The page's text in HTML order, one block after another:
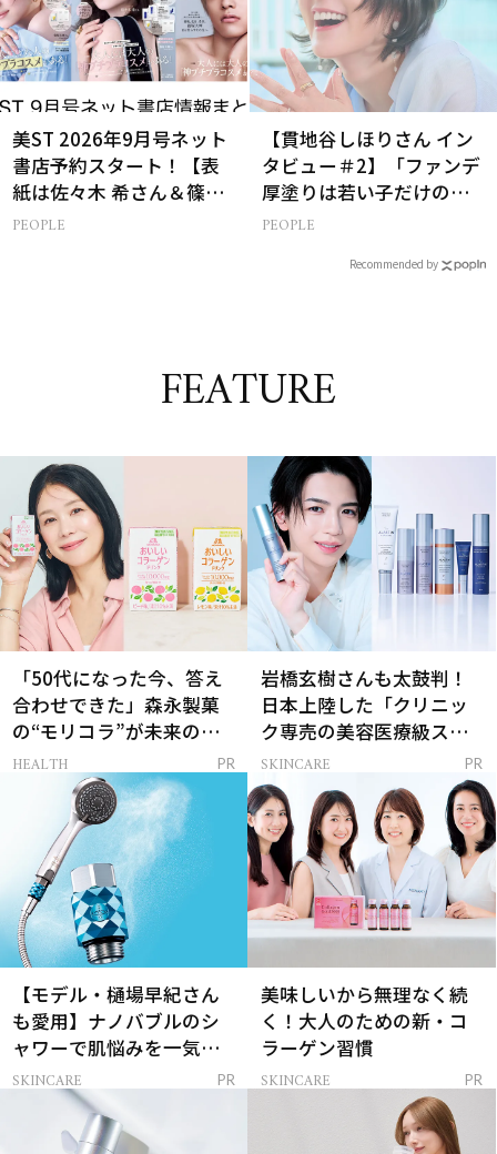
美ST 2026年9月号ネット
書店予約スタート！【表
紙は佐々木 希さん＆篠塚
大輝さん】
PEOPLE
【貫地谷しほりさん イン
タビュー＃2】「ファンデ
厚塗りは若い子だけの特
権！」40代の今、たどり
PEOPLE
Recommended by
FEATURE
「50代になった今、答え
合わせできた」森永製菓
の“モリコラ”が未来のキ
レイを連れてくる！
HEALTH PR
岩橋玄樹さんも太鼓判！
日本上陸した「クリニッ
ク専売の美容医療級スキ
ンケア」
SKINCARE PR
【モデル・樋場早紀さん
も愛用】ナノバブルのシ
ャワーで肌悩みを一気に
解決
SKINCARE PR
美味しいから無理なく続
く！大人のための新・コ
ラーゲン習慣
SKINCARE PR